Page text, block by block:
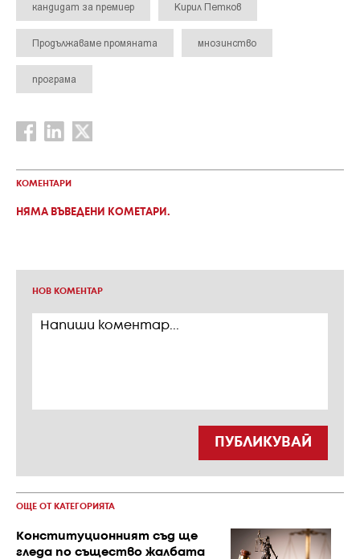
кандидат за премиер Кирил Петков
Продължаваме промяната мнозинство
програма
КОМЕНТАРИ
НЯМА ВЪВЕДЕНИ КОМЕТАРИ.
НОВ КОМЕНТАР
ПУБЛИКУВАЙ
ОЩЕ ОТ КАТЕГОРИЯТА
Конституционният съд ще
гледа по същество жалбата